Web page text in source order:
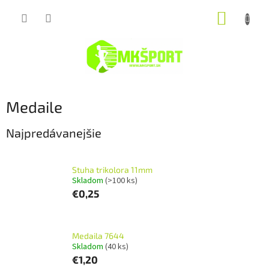
Medaile
Najpredávanejšie
Stuha trikolora 11mm
Skladom (>100 ks)
€0,25
Medaila 7644
Skladom (40 ks)
€1,20